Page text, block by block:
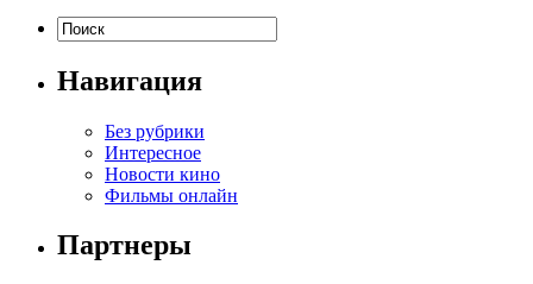
Навигация
Без рубрики
Интересное
Новости кино
Фильмы онлайн
Партнеры